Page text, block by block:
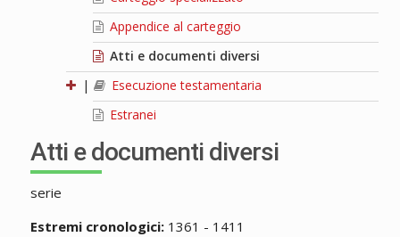
Appendice al carteggio
Atti e documenti diversi
|
Esecuzione testamentaria
Estranei
Atti e documenti diversi
serie
Estremi cronologici:1361 - 1411